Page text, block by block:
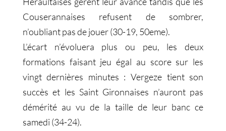
Couserannaises refusent de sombrer,
n’oubliant pas de jouer (30-19, 50eme).
L’écart n’évoluera plus ou peu, les deux
formations faisant jeu égal au score sur les
vingt dernières minutes : Vergeze tient son
succès et les Saint Gironnaises n’auront pas
démérité au vu de la taille de leur banc ce
samedi (34-24).